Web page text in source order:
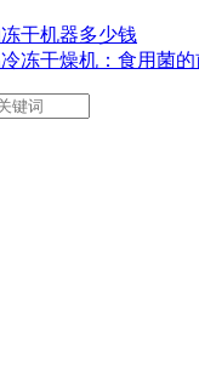
干机器多少钱
冻干燥机：食用菌